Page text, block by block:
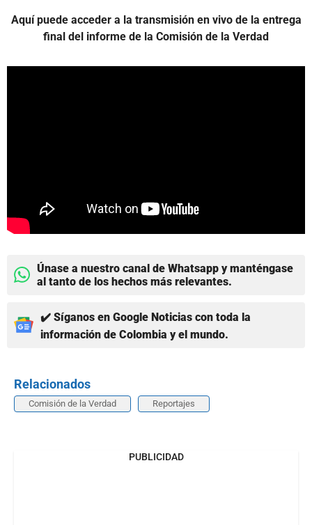
Aquí puede acceder a la transmisión en vivo de la entrega
final del informe de la Comisión de la Verdad
Únase a nuestro canal de Whatsapp y manténgase
al tanto de los hechos más relevantes.
✔️ Síganos en Google Noticias con toda la
información de Colombia y el mundo.
Relacionados
Comisión de la Verdad Reportajes
PUBLICIDAD